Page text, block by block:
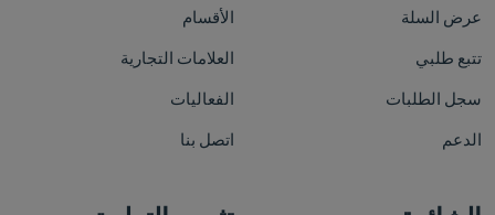
عرض السلة
تتبع طلبي
سجل الطلبات
الدعم
الأقسام
العلامات التجارية
الفعاليات
اتصل بنا